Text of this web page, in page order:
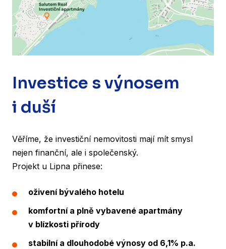
Investice s výnosem
i duší
Věříme, že investiční nemovitosti mají mít smysl
nejen finanční, ale i společenský.
Projekt u Lipna přinese:
oživení bývalého hotelu
komfortní a plně vybavené apartmány
v blízkosti přírody
stabilní a dlouhodobé výnosy od 6,1% p.a.